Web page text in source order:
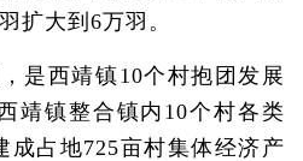
扩大到6万羽。
是西靖镇10个村抱团发展
靖镇整合镇内10个村各类
成占地725亩村集体经济产